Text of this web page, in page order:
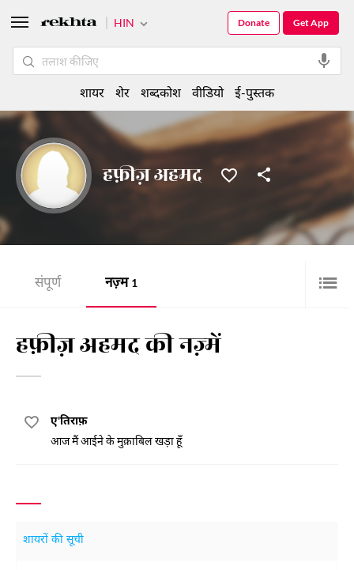
हफ़ीज़ अहमद
संपूर्ण नज़्म 1
हफ़ीज़ अहमद की नज़्में
ए'तिराफ़
आज मैं आईने के मुक़ाबिल खड़ा हूँ
शायरों की सूची
HIN Get App
Donate
शायर शेर शब्दकोश वीडियो ई-पुस्तक